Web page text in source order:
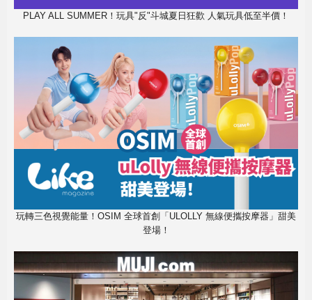
PLAY ALL SUMMER！玩具"反"斗城夏日狂歡 人氣玩具低至半價！
玩轉三色視覺能量！OSIM 全球首創「ULOLLY 無線便攜按摩器」甜美
登場！